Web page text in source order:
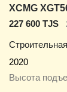
XCMG
227 600 TJS
2020
Высота